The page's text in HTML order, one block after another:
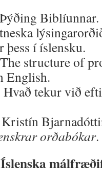
Biblíunnar.
í íslensku.
structure of
English.
Hvað tekur við
orðabókar.